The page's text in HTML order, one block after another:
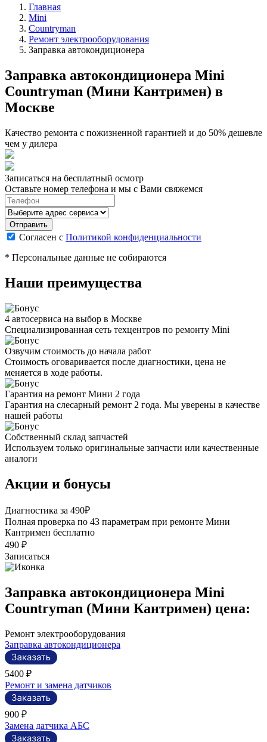
Главная
Mini
Countryman
Ремонт электрооборудования
Заправка автокондиционера
Заправка автокондиционера Mini
Countryman (Мини Кантримен) в
Москве
Качество ремонта с пожизненной гарантией и до 50% дешевле
чем у дилера
Записаться на бесплатный осмотр
Оставьте номер телефона и мы с Вами свяжемся
Согласен с Политикой конфиденциальности
* Персональные данные не собираются
Наши преимущества
4 автосервиса на выбор в Москве
Специализированная сеть техцентров по ремонту Mini
Озвучим стоимость до начала работ
Стоимость оговаривается после диагностики, цена не
меняется в ходе работы.
Гарантия на ремонт Мини 2 года
Гарантия на слесарный ремонт 2 года. Мы уверены в качестве
нашей работы
Собственный склад запчастей
Используем только оригинальные запчасти или качественные
аналоги
Акции и бонусы
Диагностика за 490₽
Полная проверка по 43 параметрам при ремонте Мини
Кантримен бесплатно
490 ₽
Записаться
Заправка автокондиционера Mini
Countryman (Мини Кантримен) цена:
Ремонт электрооборудования
Заправка автокондиционера
5400 ₽
Ремонт и замена датчиков
900 ₽
Замена датчика АБС